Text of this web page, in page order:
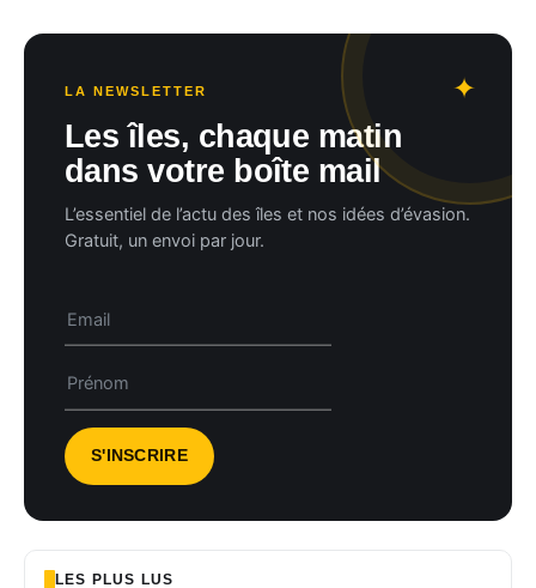
LA NEWSLETTER
Les îles, chaque matin
dans votre boîte mail
L’essentiel de l’actu des îles et nos idées d’évasion.
Gratuit, un envoi par jour.
LES PLUS LUS